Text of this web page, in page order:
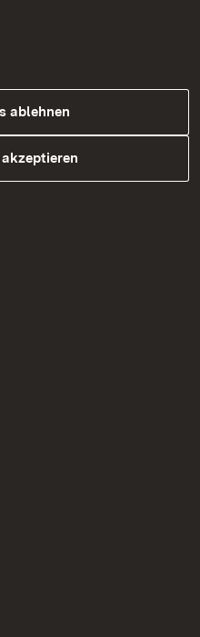
Straße und der
B 38/
ablehnen